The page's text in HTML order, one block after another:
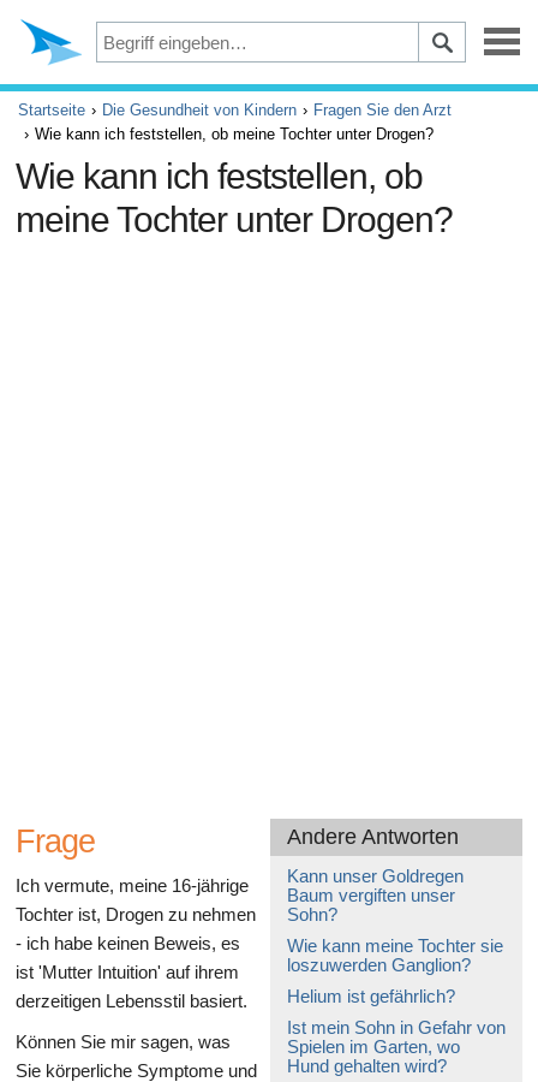
Depression
Augen
Unfälle und Erste Hilfe
Startseite Die Gesundheit von Kindern
Fragen Sie den Arzt
Wie kann ich feststellen, ob meine Tochter unter Drogen?
Wie kann ich feststellen, ob
meine Tochter unter Drogen?
Andere Antworten
Kann unser Goldregen
Baum vergiften unser
Sohn?
Wie kann meine Tochter sie
loszuwerden Ganglion?
Helium ist gefährlich?
Ist mein Sohn in Gefahr von
Spielen im Garten, wo
Hund gehalten wird?
Frage
Ich vermute, meine 16-jährige
Tochter ist, Drogen zu nehmen
- ich habe keinen Beweis, es
ist 'Mutter Intuition' auf ihrem
derzeitigen Lebensstil basiert.
Können Sie mir sagen, was
Sie körperliche Symptome und